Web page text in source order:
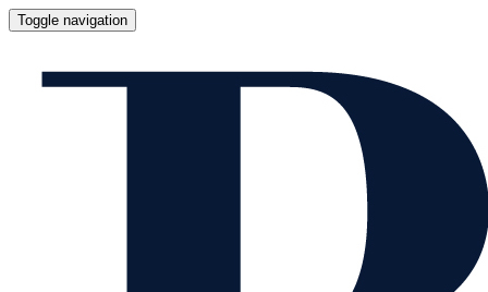
Toggle navigation